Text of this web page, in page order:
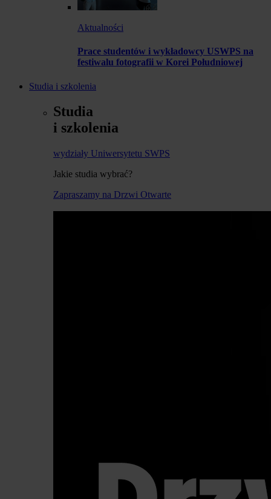
Aktualności
Prace studentów i wykładowcy USWPS na
festiwalu fotografii w Korei Południowej
Studia i szkolenia
Studia
i szkolenia
wydziały Uniwersytetu SWPS
Jakie studia wybrać?
Zapraszamy na Drzwi Otwarte